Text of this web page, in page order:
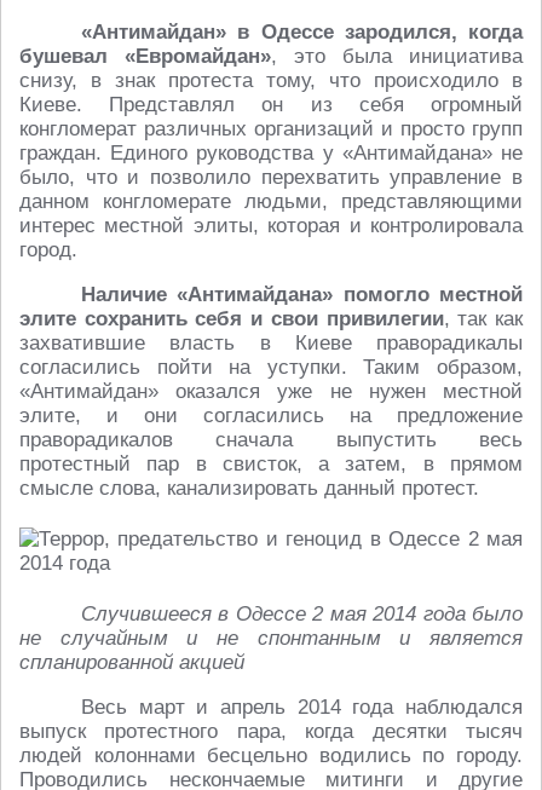
«Антимайдан» в Одессе зародился, когда
бушевал «Евромайдан», это была инициатива
снизу, в знак протеста тому, что происходило в
Киеве. Представлял он из себя огромный
конгломерат различных организаций и просто групп
граждан. Единого руководства у «Антимайдана» не
было, что и позволило перехватить управление в
данном конгломерате людьми, представляющими
интерес местной элиты, которая и контролировала
город.
Наличие «Антимайдана» помогло местной
элите сохранить себя и свои привилегии, так как
захватившие власть в Киеве праворадикалы
согласились пойти на уступки. Таким образом,
«Антимайдан» оказался уже не нужен местной
элите, и они согласились на предложение
праворадикалов сначала выпустить весь
протестный пар в свисток, а затем, в прямом
смысле слова, канализировать данный протест.
Случившееся в Одессе 2 мая 2014 года было
не случайным и не спонтанным и является
спланированной акцией
Весь март и апрель 2014 года наблюдался
выпуск протестного пара, когда десятки тысяч
людей колоннами бесцельно водились по городу.
Проводились нескончаемые митинги и другие